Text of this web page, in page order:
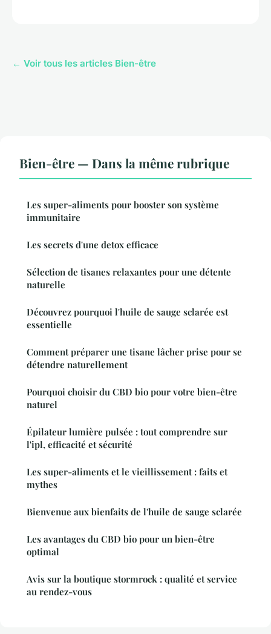
← Voir tous les articles Bien-être
Bien-être — Dans la même rubrique
Les super-aliments pour booster son système
immunitaire
Les secrets d'une detox efficace
Sélection de tisanes relaxantes pour une détente
naturelle
Découvrez pourquoi l'huile de sauge sclarée est
essentielle
Comment préparer une tisane lâcher prise pour se
détendre naturellement
Pourquoi choisir du CBD bio pour votre bien-être
naturel
Épilateur lumière pulsée : tout comprendre sur
l'ipl, efficacité et sécurité
Les super-aliments et le vieillissement : faits et
mythes
Bienvenue aux bienfaits de l'huile de sauge sclarée
Les avantages du CBD bio pour un bien-être
optimal
Avis sur la boutique stormrock : qualité et service
au rendez-vous